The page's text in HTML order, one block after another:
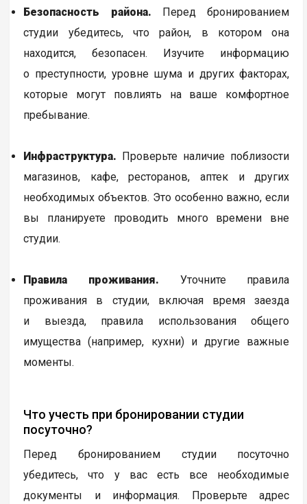
Безопасность района. Перед бронированием
студии убедитесь, что район, в котором она
находится, безопасен. Изучите информацию
о преступности, уровне шума и других факторах,
которые могут повлиять на ваше комфортное
пребывание.
Инфраструктура. Проверьте наличие поблизости
магазинов, кафе, ресторанов, аптек и других
необходимых объектов. Это особенно важно, если
вы планируете проводить много времени вне
студии.
Правила проживания. Уточните правила
проживания в студии, включая время заезда
и выезда, правила использования общего
имущества (например, кухни) и другие важные
моменты.
Что учесть при бронировании студии
посуточно?
Перед бронированием студии посуточно
убедитесь, что у вас есть все необходимые
документы и информация. Проверьте адрес